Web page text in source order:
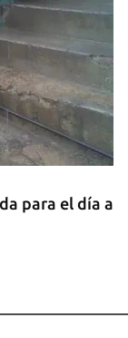
para el día a